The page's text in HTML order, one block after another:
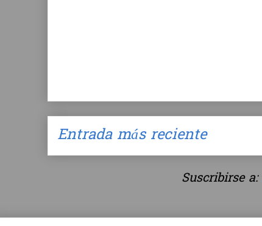
Entrada más reciente
Suscribirse a: